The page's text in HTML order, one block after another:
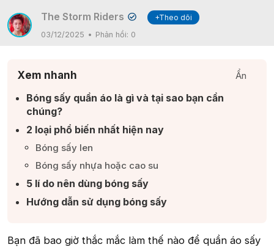
The Storm Riders ✔
+Theo dõi
03/12/2025
Phản hồi: 0
Xem nhanh Ẩn
Bóng sấy quần áo là gì và tại sao bạn cần
chúng?​
2 loại phổ biến nhất hiện nay​
Bóng sấy len​
Bóng sấy nhựa hoặc cao su​
5 lí do nên dùng bóng sấy​
Hướng dẫn sử dụng bóng sấy​
Bạn đã bao giờ thắc mắc làm thế nào để quần áo sấy